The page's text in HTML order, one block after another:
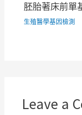
胚胎著床前單
生殖醫學基因檢測
Leave a